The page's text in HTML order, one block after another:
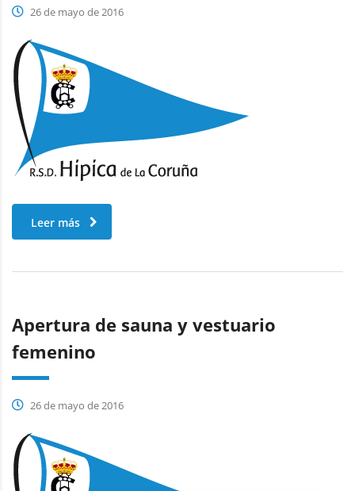
26 de mayo de 2016
Leer más
Apertura de sauna y vestuario
femenino
26 de mayo de 2016